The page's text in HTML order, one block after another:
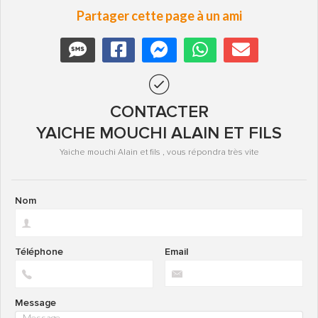
Partager cette page à un ami
CONTACTER
YAICHE MOUCHI ALAIN ET FILS
Yaiche mouchi Alain et fils , vous répondra très vite
Nom
Email
Téléphone
Message